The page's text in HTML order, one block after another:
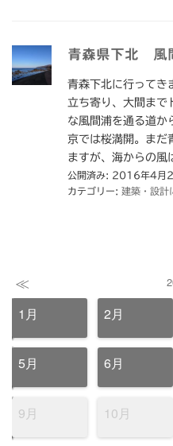
青森県下北 風
青森下北に行ってき
立ち寄り、大間まで
な風間浦を通る道か
京では桜満開。まだ
ますが、海からの
公開済み: 2016年4月
カテゴリー: 建築・設計
≪
1月 2月
5月 6月
9月 10月